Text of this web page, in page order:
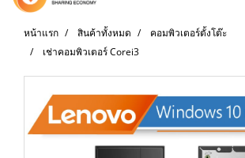
หน้าแรก สินค้าทั้งหมด
คอมพิวเตอร์ตั้งโต๊ะ
เช่าคอมพิวเตอร์ Corei3